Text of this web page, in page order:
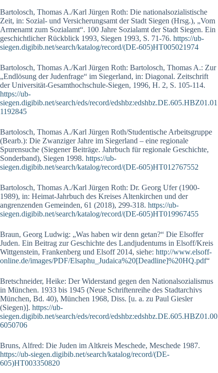
Bartolosch, Thomas A./Karl Jürgen Roth: Die nationalsozialistische
Zeit, in: So­zial- und Versicherungsamt der Stadt Siegen (Hrsg.), „Vom
Armenamt zum So­­zi­alamt“. 100 Jahre Sozialamt der Stadt Siegen. Ein
geschichtlicher Rückblick 1993, Siegen 1993, S. 71-76. https://ub-
siegen.digibib.net/search/katalog/record/(DE-605)HT005021974
Bartolosch, Thomas A./Karl Jürgen Roth: Bartolosch, Thomas A.: Zur
„Endlösung der Judenfrage“ im Siegerland, in: Di­a­­­go­nal. Zeitschrift
der Universität-Gesamthochschule-Siegen, 1996, H. 2, S. 105-114.
https://ub-
siegen.digibib.net/search/eds/record/edshbz:edshbz.DE.605.HBZ01.01
1192845
Bartolosch, Thomas A./Karl Jürgen Roth/Studentische Arbeitsgruppe
(Bearb.): Die Zwanziger Jahre im Siegerland – eine regionale
Spurensuche (Siegener Beiträge. Jahrbuch für regionale Geschichte,
Sonderband), Siegen 1998. https://ub-
siegen.digibib.net/search/katalog/record/(DE-605)HT012767552
Bartolosch, Thomas A./Karl Jürgen Roth: Dr. Georg Ufer (1900-
1989), in: Heimat-Jahrbuch des Kreises Altenkirchen und der
angrenzenden Gemeinden, 61 (2018), 299-318. https://ub-
siegen.digibib.net/search/katalog/record/(DE-605)HT019967455
Braun, Georg Ludwig: „Was haben wir denn getan?“ Die Elsoffer
Juden. Ein Beitrag zur Geschichte des Landjudentums in Elsoff/Kreis
Wittgenstein, Frankenberg und Elsoff 2014, siehe: http://www.elsoff-
online.de/images/PDF/Elsaphu_Judaica%20[Deadline]%20HQ.pdf“
Bretschneider, Heike: Der Widerstand gegen den Nationalsozialismus
in Mün­chen. 1933 bis 1945 (Neue Schriftenreihe des Stadtarchivs
München, Bd. 40), Mün­­chen 1968, Diss. [u. a. zu Paul Giesler
(Siegen)]. https://ub-
siegen.digibib.net/search/eds/record/edshbz:edshbz.DE.605.HBZ01.00
6050706
Bruns, Alfred: Die Juden im Altkreis Meschede, Meschede 1987.
https://ub-siegen.digibib.net/search/katalog/record/(DE-
605)HT003350820